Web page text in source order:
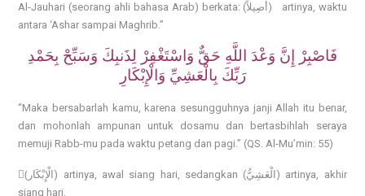
Al-Jauhari (seorang ahli bahasa Arab) berkata: (أَصِيلاً )
artinya, waktu
antara ‘Ashar sampai Maghrib.”
فَاصْبِرْ إِنَّ وَعْدَ اللَّهِ حَقٌّ وَاسْتَغْفِرْ لِذَنبِكَ وَسَبِّحْ بِحَمْدِ
رَبِّكَ بِالْعَشِيِّ وَالْإِبْكَارِ
“Maka bersabarlah kamu, karena sesungguhnya janji Allah itu benar,
dan mohonlah ampunan untuk dosamu dan bertasbihlah seraya
memuji Rabb-mu pada waktu petang dan pagi.” (QS. Al-Mu’min: 55)
( َالْإِبْكَار ) artinya, awal siang hari, sedangkan (لْعَشِيُّ ) artinya, akhir
siang hari.